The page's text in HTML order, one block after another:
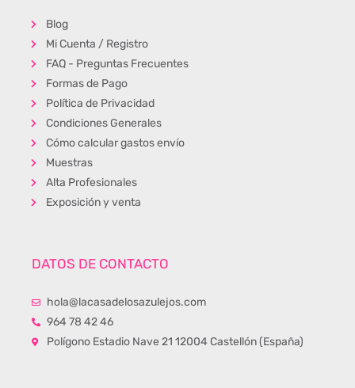
Blog
Mi Cuenta / Registro
FAQ - Preguntas Frecuentes
Formas de Pago
Política de Privacidad
Condiciones Generales
Cómo calcular gastos envío
Muestras
Alta Profesionales
Exposición y venta
DATOS DE CONTACTO
hola@lacasadelosazulejos.com
964 78 42 46
Polígono Estadio Nave 21 12004 Castellón (España)